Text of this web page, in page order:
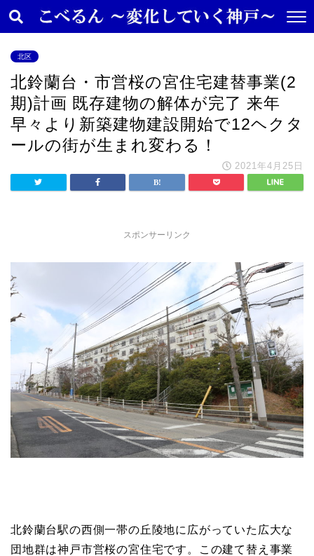
北区
北鈴蘭台・市営桜の宮住宅建替事業(2
期)計画 既存建物の解体が完了 来年
早々より新築建物建設開始で12ヘクタ
ールの街が生まれ変わる！
2021年4月25日
スポンサーリンク
北鈴蘭台駅の西側一帯の丘陵地に広がっていた広大な
団地群は神戸市営桜の宮住宅です。この建て替え事業